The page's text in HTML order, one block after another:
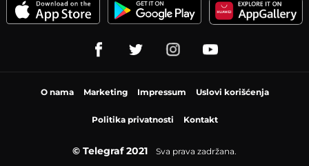
O nama Marketing Impressum Uslovi korišćenja
Politika privatnosti Kontakt
© Telegraf 2021 Sva prava zadržana.